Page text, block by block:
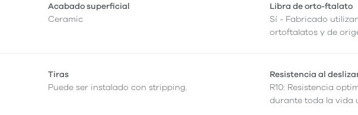
Acabado superficial
Ceramic
Libra de orto-ftalato
Sí - Fabricado
ortoftalatos y de
Tiras
Puede ser instalado con stripping.
Resistencia al
R10: Resistencia
durante toda la vida